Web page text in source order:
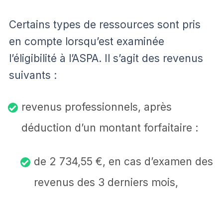
Certains types de ressources sont pris
en compte lorsqu’est examinée
l’éligibilité à l’ASPA. Il s’agit des revenus
suivants :
revenus professionnels, après
déduction d’un montant forfaitaire :
de 2 734,55 €, en cas d’examen des
revenus des 3 derniers mois,